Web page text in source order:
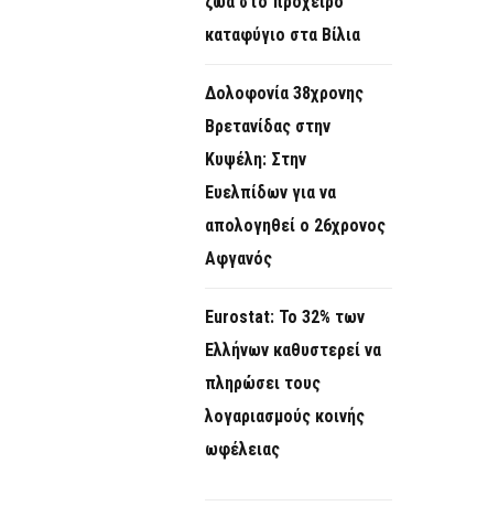
καταφύγιο στα Βίλια
Δολοφονία 38χρονης
Βρετανίδας στην
Κυψέλη: Στην
Ευελπίδων για να
απολογηθεί ο 26χρονος
Αφγανός
Eurostat: Το 32% των
Ελλήνων καθυστερεί να
πληρώσει τους
λογαριασμούς κοινής
ωφέλειας